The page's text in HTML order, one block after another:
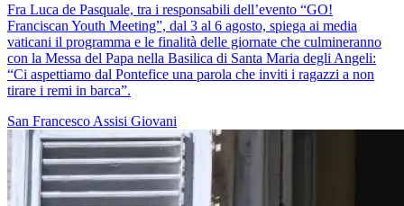
Fra Luca de Pasquale, tra i responsabili dell’evento “GO!
Franciscan Youth Meeting”, dal 3 al 6 agosto, spiega ai media
vaticani il programma e le finalità delle giornate che culmineranno
con la Messa del Papa nella Basilica di Santa Maria degli Angeli:
“Ci aspettiamo dal Pontefice una parola che inviti i ragazzi a non
tirare i remi in barca”.
San Francesco Assisi Giovani